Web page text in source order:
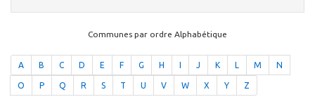
Communes par ordre Alphabétique
A B C D E F G H J K L M N
O P Q R S T U V W X Y Z